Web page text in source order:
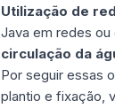
Utilização de
Java em redes
circulação da
Por seguir essas
plantio e fixação,